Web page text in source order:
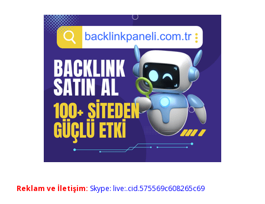
Reklam ve İletişim: Skype: live:.cid.575569c608265c69